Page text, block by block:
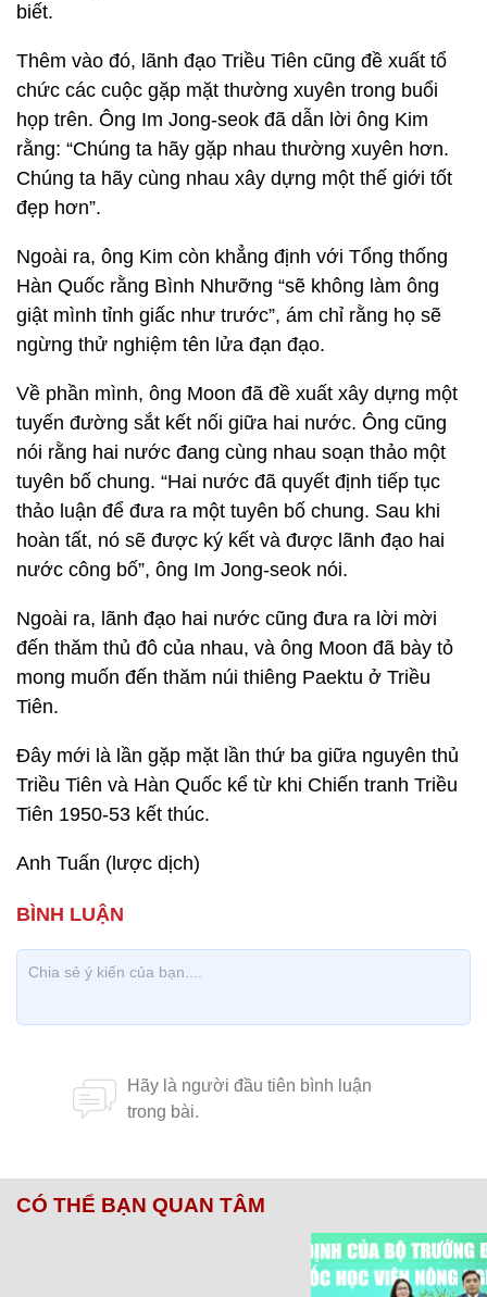
biết.
Thêm vào đó, lãnh đạo Triều Tiên cũng đề xuất tổ
chức các cuộc gặp mặt thường xuyên trong buổi
họp trên. Ông Im Jong-seok đã dẫn lời ông Kim
rằng: “Chúng ta hãy gặp nhau thường xuyên hơn.
Chúng ta hãy cùng nhau xây dựng một thế giới tốt
đẹp hơn”.
Ngoài ra, ông Kim còn khẳng định với Tổng thống
Hàn Quốc rằng Bình Nhưỡng “sẽ không làm ông
giật mình tỉnh giấc như trước”, ám chỉ rằng họ sẽ
ngừng thử nghiệm tên lửa đạn đạo.
Về phần mình, ông Moon đã đề xuất xây dựng một
tuyến đường sắt kết nối giữa hai nước. Ông cũng
nói rằng hai nước đang cùng nhau soạn thảo một
tuyên bố chung. “Hai nước đã quyết định tiếp tục
thảo luận để đưa ra một tuyên bố chung. Sau khi
hoàn tất, nó sẽ được ký kết và được lãnh đạo hai
nước công bố”, ông Im Jong-seok nói.
Ngoài ra, lãnh đạo hai nước cũng đưa ra lời mời
đến thăm thủ đô của nhau, và ông Moon đã bày tỏ
mong muốn đến thăm núi thiêng Paektu ở Triều
Tiên.
Đây mới là lần gặp mặt lần thứ ba giữa nguyên thủ
Triều Tiên và Hàn Quốc kể từ khi Chiến tranh Triều
Tiên 1950-53 kết thúc.
Anh Tuấn (lược dịch)
CÓ THỂ BẠN QUAN TÂM